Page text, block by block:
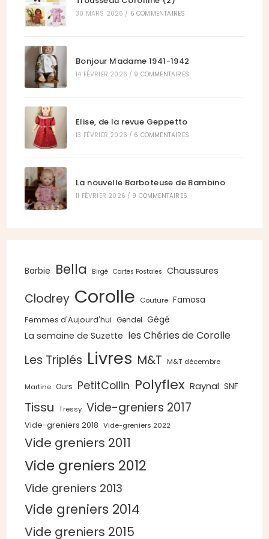
30 MARS 2026 / 6 COMMENTAIRES
Bonjour Madame 1941-1942
14 FÉVRIER 2026 / 9 COMMENTAIRES
Elise, de la revue Geppetto
13 FÉVRIER 2026 / 6 COMMENTAIRES
La nouvelle Barboteuse de Bambino
11 FÉVRIER 2026 / 9 COMMENTAIRES
Barbie Bella Birgé Cartes Postales Chaussures
Clodrey Corolle Couture Famosa
Femmes d'Aujourd'hui Gendel Gégé
La semaine de Suzette les Chéries de Corolle
Les Triplés Livres M&T M&T décembre
Martine Ours PetitCollin Polyflex Raynal SNF
Tissu Tressy Vide-greniers 2017
Vide-greniers 2018 Vide-greniers 2022
Vide greniers 2011
Vide greniers 2012
Vide greniers 2013
Vide greniers 2014
Vide greniers 2015